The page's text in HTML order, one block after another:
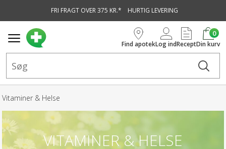
FRI FRAGT OVER 375 KR.* HURTIG LEVERING
Find apotekLog indRecept
0
Din kurv
Vitaminer & Helse
VITAMINER & HELSE